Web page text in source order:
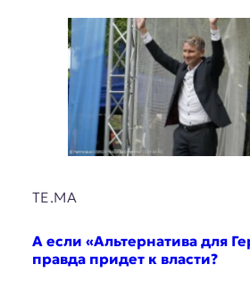
TE.MA
А если «Альтернатива для
правда придет к власти?